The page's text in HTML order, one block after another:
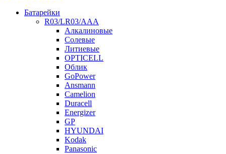
Батарейки
R03/LR03/AAA
Алкалиновые
Солевые
Литиевые
OPTICELL
Облик
GoPower
Ansmann
Camelion
Duracell
Energizer
GP
HYUNDAI
Kodak
Panasonic